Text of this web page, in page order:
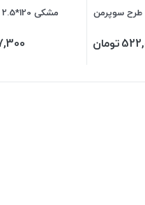
سوپرمن
تومان
مشکی 120*2.5 سانتی